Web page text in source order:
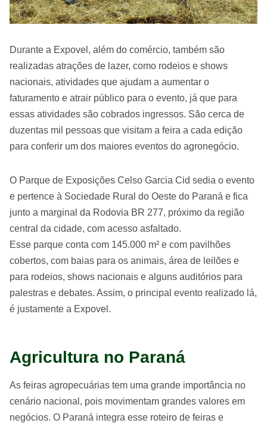
Durante a Expovel, além do comércio, também são
realizadas atrações de lazer, como rodeios e shows
nacionais, atividades que ajudam a aumentar o
faturamento e atrair público para o evento, já que para
essas atividades são cobrados ingressos. São cerca de
duzentas mil pessoas que visitam a feira a cada edição
para conferir um dos maiores eventos do agronegócio.
O Parque de Exposições Celso Garcia Cid sedia o evento
e pertence à Sociedade Rural do Oeste do Paraná e fica
junto a marginal da Rodovia BR 277, próximo da região
central da cidade, com acesso asfaltado.
Esse parque conta com 145.000 m² e com pavilhões
cobertos, com baias para os animais, área de leilões e
para rodeios, shows nacionais e alguns auditórios para
palestras e debates. Assim, o principal evento realizado lá,
é justamente a Expovel.
Agricultura no Paraná
As feiras agropecuárias tem uma grande importância no
cenário nacional, pois movimentam grandes valores em
negócios. O Paraná integra esse roteiro de feiras e